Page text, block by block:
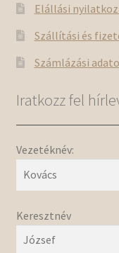
Elállási
Szállítási és
Számlázási
Iratkozz fel
Vezetéknév:
Keresztnév